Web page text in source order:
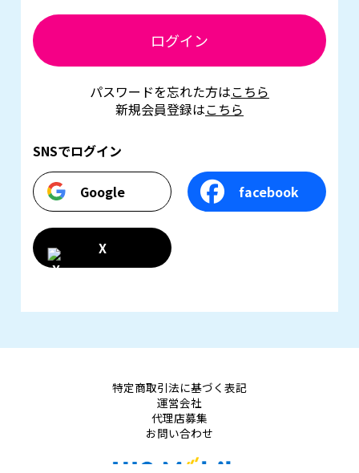
ログイン
パスワードを忘れた方はこちら
新規会員登録はこちら
SNSでログイン
Google facebook
X
特定商取引法に基づく表記
運営会社
代理店募集
お問い合わせ